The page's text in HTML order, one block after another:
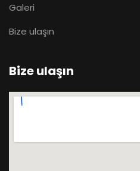
Galeri
Bize ulaşın
Bize ulaşın